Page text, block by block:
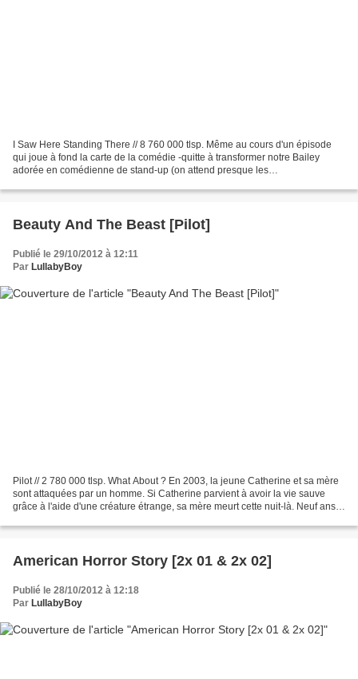
I Saw Here Standing There // 8 760 000 tlsp. Même au cours d'un épisode
qui joue à fond la carte de la comédie -quitte à transformer notre Bailey
adorée en comédienne de stand-up (on attend presque les
Beauty And The Beast [Pilot]
Publié le 29/10/2012 à 12:11
Par LullabyBoy
Pilot // 2 780 000 tlsp. What About ? En 2003, la jeune Catherine et sa mère
sont attaquées par un homme. Si Catherine parvient à avoir la vie sauve
grâce à l'aide d'une créature étrange, sa mère meurt cette nuit-là. Neuf ans
American Horror Story [2x 01 & 2x 02]
Publié le 28/10/2012 à 12:18
Par LullabyBoy